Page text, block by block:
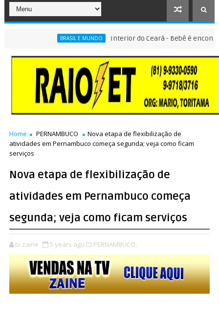
BRASIL E MUNDO Interior do Ceará - Bebê é encontrado
Home PERNAMBUCO
Nova etapa de flexibilização de
atividades em Pernambuco começa segunda; veja como ficam
serviços
Nova etapa de flexibilização de
atividades em Pernambuco começa
segunda; veja como ficam serviços
tv zaine 5 years ago PERNAMBUCO,